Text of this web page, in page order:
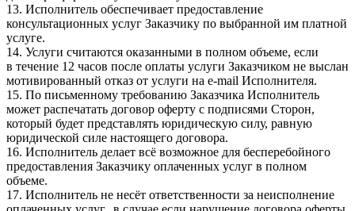
13. Исполнитель обеспечивает предоставление
консультационных услуг Заказчику по выбранной им платной
услуге.
14. Услуги считаются оказанными в полном объеме, если
в течение 12 часов после оплаты услуги Заказчиком не выслан
мотивированный отказ от услуги на e-mail Исполнителя.
15. По письменному требованию Заказчика Исполнитель
может распечатать договор оферту с подписями Сторон,
который будет представлять юридическую силу, равную
юридической силе настоящего договора.
16. Исполнитель делает всё возможное для бесперебойного
предоставления Заказчику оплаченных услуг в полном
объеме.
17. Исполнитель не несёт ответственности за неисполнение